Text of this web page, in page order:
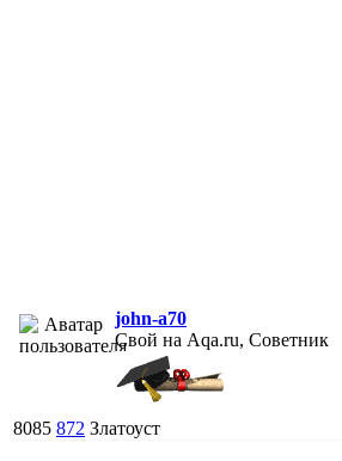
john-a70
Свой на Aqa.ru, Советник
8085 872 Златоуст